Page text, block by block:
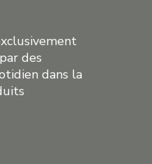
des
dans la